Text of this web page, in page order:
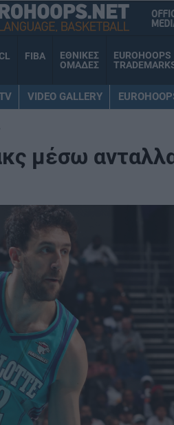
FIBA
ΕΘΝΙΚΕΣ
ΟΜΑΔΕΣ
EUROHOOPS
VIDEO GALLERY
μέσω